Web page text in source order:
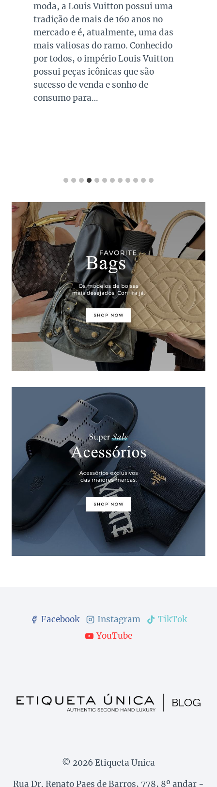
moda, a Louis Vuitton possui uma
tradição de mais de 160 anos no
mercado e é, atualmente, uma das
mais valiosas do ramo. Conhecido
por todos, o império Louis Vuitton
possui peças icônicas que são
sucesso de venda e sonho de
consumo para…
Facebook Instagram
TikTok
YouTube
© 2026 Etiqueta Unica
Rua Dr. Renato Paes de Barros, 778, 8º andar -